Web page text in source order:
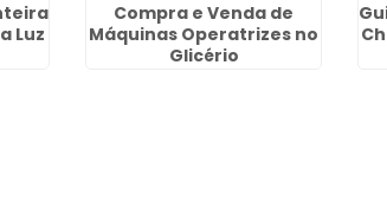
Luz
Compra e Venda de
Máquinas Operatrizes no
Glicério